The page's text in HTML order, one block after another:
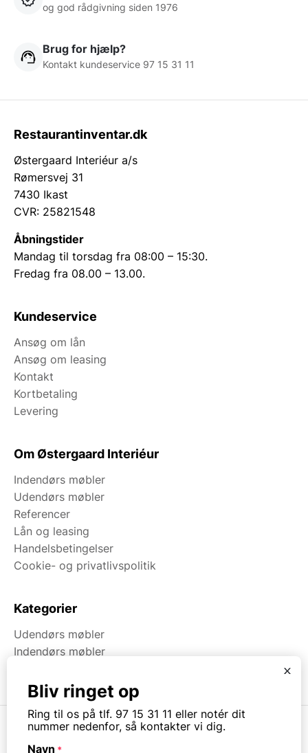
og god rådgivning siden 1976
Brug for hjælp?
Kontakt kundeservice 97 15 31 11
Restaurantinventar.dk
Østergaard Interiéur a/s
Rømersvej 31
7430 Ikast
CVR: 25821548
Åbningstider
Mandag til torsdag fra 08:00 – 15:30.
Fredag fra 08.00 – 13.00.
Kundeservice
Ansøg om lån
Ansøg om leasing
Kontakt
Kortbetaling
Levering
Om Østergaard Interiéur
Indendørs møbler
Udendørs møbler
Referencer
Lån og leasing
Handelsbetingelser
Cookie- og privatlivspolitik
Kategorier
Udendørs møbler
Indendørs møbler
x
Bliv ringet op
Ring til os på tlf. 97 15 31 11 eller notér dit
nummer nedenfor, så kontakter vi dig.
Navn *